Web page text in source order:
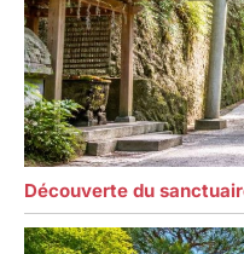
Découverte du